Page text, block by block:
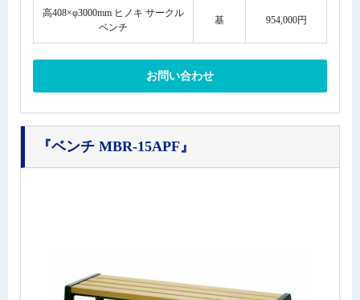
高408×φ3000mm ヒノキ サークル
ベンチ
基 954,000円
お問い合わせ
『ベンチ MBR-15APF』